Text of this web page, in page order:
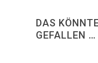
DAS
GEFALLEN …